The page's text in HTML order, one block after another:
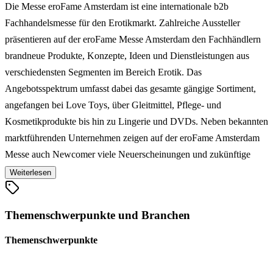
Die Messe eroFame Amsterdam ist eine internationale b2b
Fachhandelsmesse für den Erotikmarkt. Zahlreiche Aussteller
präsentieren auf der eroFame Messe Amsterdam den Fachhändlern
brandneue Produkte, Konzepte, Ideen und Dienstleistungen aus
verschiedensten Segmenten im Bereich Erotik. Das
Angebotsspektrum umfasst dabei das gesamte gängige Sortiment,
angefangen bei Love Toys, über Gleitmittel, Pflege- und
Kosmetikprodukte bis hin zu Lingerie und DVDs. Neben bekannten
marktführenden Unternehmen zeigen auf der eroFame Amsterdam
Messe auch Newcomer viele Neuerscheinungen und zukünftige
Trends und Entwicklungen im Erotikmarkt.
Weiterlesen
Themenschwerpunkte und Branchen
Themenschwerpunkte